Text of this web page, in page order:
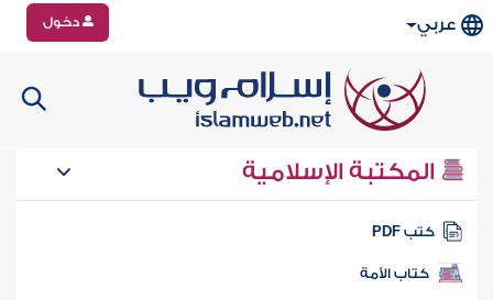
عربي دخول
المكتبة الإسلامية
كتب PDF